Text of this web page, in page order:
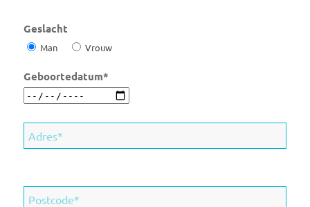
Geslacht
Man Vrouw
Geboortedatum*